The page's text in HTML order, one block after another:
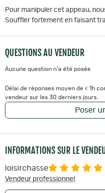
Pour manipuler cet appeau,
Souffler fortement en faisant
QUESTIONS AU VENDEUR
Aucune question n'a été posée
Délai de réponses moyen de < 1h
vendeur sur les 30 derniers jours.
Poser
INFORMATIONS SUR LE
loisirchasse
Vendeur professionnel